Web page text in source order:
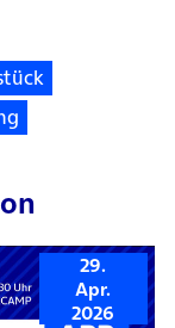
29.
Apr.
2026